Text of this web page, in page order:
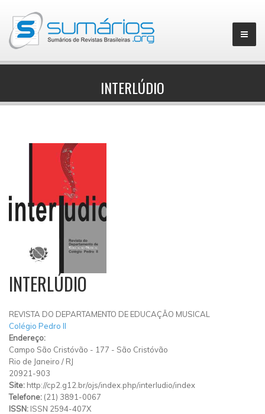
▼
INTERLÚDIO
INTERLÚDIO
REVISTA DO DEPARTAMENTO DE EDUCAÇÃO MUSICAL
Colégio Pedro II
Endereço:
Campo São Cristóvão - 177 - São Cristóvão
Rio de Janeiro / RJ
20921-903
Site: http://cp2.g12.br/ojs/index.php/interludio/index
Telefone: (21) 3891-0067
ISSN: ISSN 2594-407X